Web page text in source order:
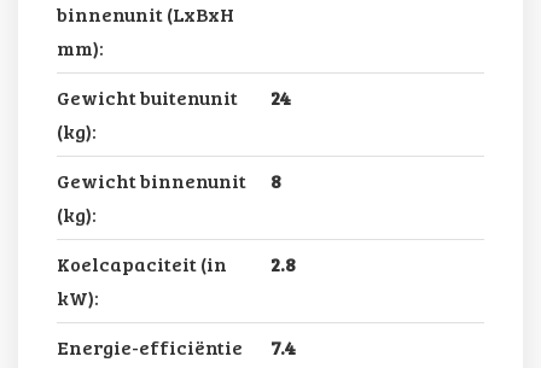
binnenunit (LxBxH
mm):
Gewicht buitenunit
(kg):
24
Gewicht binnenunit
(kg):
8
Koelcapaciteit (in
kW):
2.8
Energie-efficiëntie
7.4